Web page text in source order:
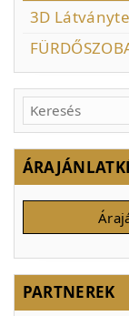
3D
PARTNEREK